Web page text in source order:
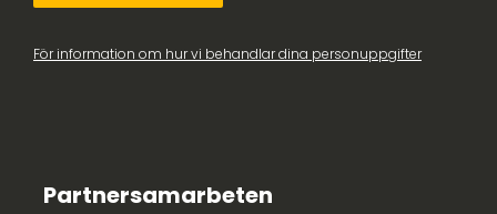
För information om hur vi behandlar dina personuppgifter
Partnersamarbeten